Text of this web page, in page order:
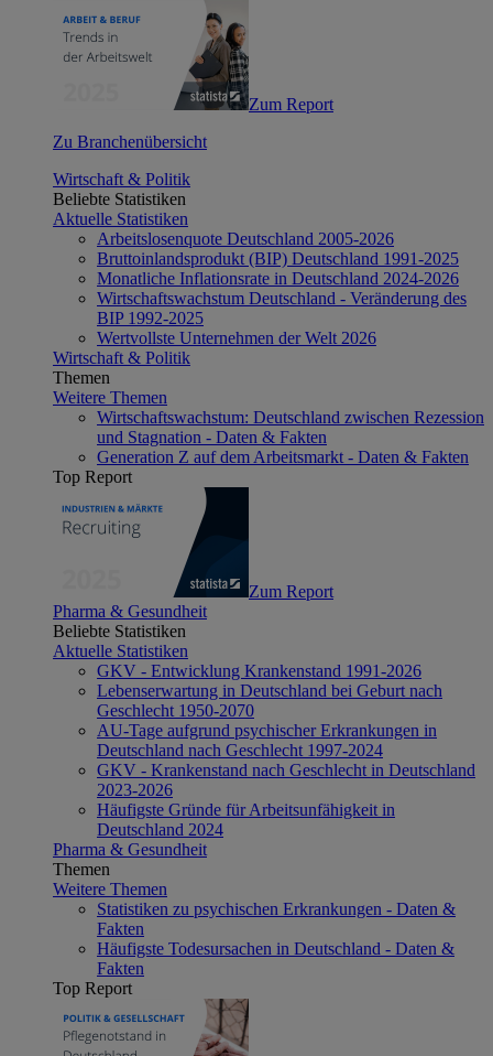
Zum Report
Zu Branchenübersicht
Wirtschaft & Politik
Beliebte Statistiken
Aktuelle Statistiken
Arbeitslosenquote Deutschland 2005-2026
Bruttoinlandsprodukt (BIP) Deutschland 1991-2025
Monatliche Inflationsrate in Deutschland 2024-2026
Wirtschaftswachstum Deutschland - Veränderung des
BIP 1992-2025
Wertvollste Unternehmen der Welt 2026
Wirtschaft & Politik
Themen
Weitere Themen
Wirtschaftswachstum: Deutschland zwischen Rezession
und Stagnation - Daten & Fakten
Generation Z auf dem Arbeitsmarkt - Daten & Fakten
Top Report
Zum Report
Pharma & Gesundheit
Beliebte Statistiken
Aktuelle Statistiken
GKV - Entwicklung Krankenstand 1991-2026
Lebenserwartung in Deutschland bei Geburt nach
Geschlecht 1950-2070
AU-Tage aufgrund psychischer Erkrankungen in
Deutschland nach Geschlecht 1997-2024
GKV - Krankenstand nach Geschlecht in Deutschland
2023-2026
Häufigste Gründe für Arbeitsunfähigkeit in
Deutschland 2024
Pharma & Gesundheit
Themen
Weitere Themen
Statistiken zu psychischen Erkrankungen - Daten &
Fakten
Häufigste Todesursachen in Deutschland - Daten &
Fakten
Top Report